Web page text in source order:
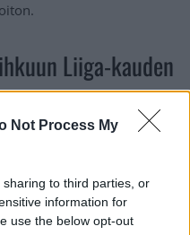
Not Process My
to third parties, or
information for
use the below opt-out
Liiga-kauden